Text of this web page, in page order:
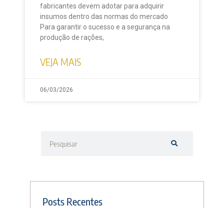
fabricantes devem adotar para adquirir
insumos dentro das normas do mercado
Para garantir o sucesso e a segurança na
produção de rações,
VEJA MAIS
06/03/2026
Posts Recentes